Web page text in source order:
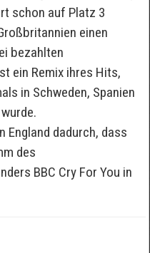
schon auf Platz 3
einen
bezahlten
ein Remix ihres Hits,
in Schweden, Spanien
England dadurch, dass
des
BBC Cry For You in